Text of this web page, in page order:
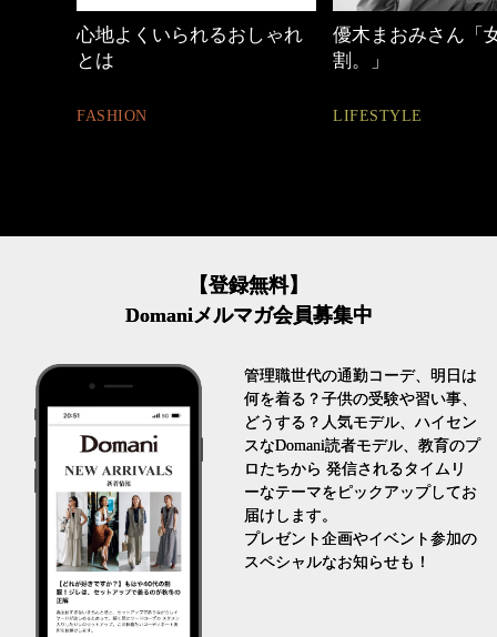
優木まおみさん「女の時間
割。」
LIFESTYLE
働く女性のバッグ
【登録無料】
Domaniメルマガ会員募集中
管理職世代の通勤コーデ、明日は
何を着る？子供の受験や習い事、
どうする？人気モデル、ハイセン
スなDomani読者モデル、教育のプ
ロたちから 発信されるタイムリ
ーなテーマをピックアップしてお
届けします。
プレゼント企画やイベント参加の
スペシャルなお知らせも！